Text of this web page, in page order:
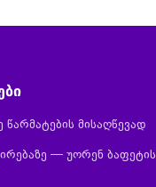
მისაღწევად
— უორენ ბაფეტის